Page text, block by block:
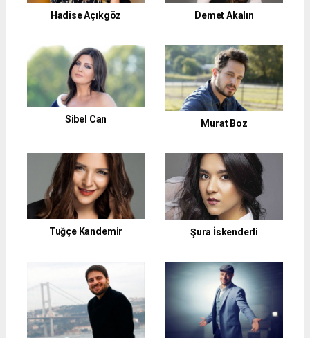
Hadise Açıkgöz Demet Akalın
Sibel Can Murat Boz
Tuğçe Kandemir Şura İskenderli